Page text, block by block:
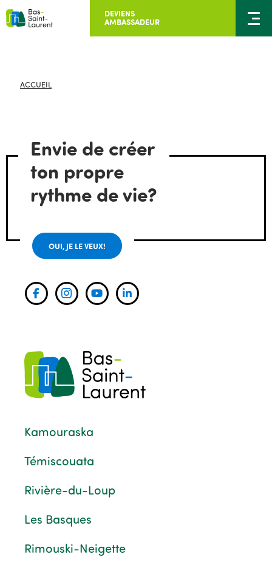
DEVIENS
AMBASSADEUR
ACCUEIL
Envie de créer
ton propre
rythme de vie?
OUI, JE LE VEUX!
Kamouraska
Témiscouata
Rivière-du-Loup
Les Basques
Rimouski-Neigette